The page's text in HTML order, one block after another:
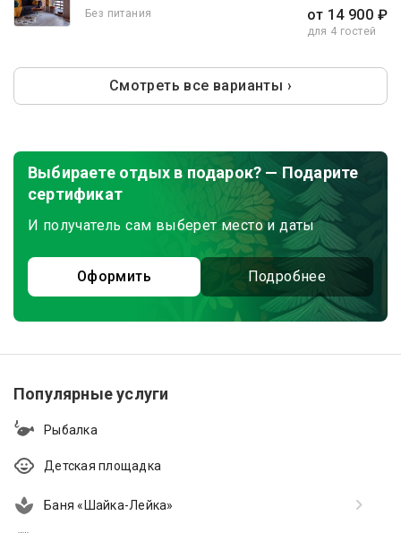
Без питания от 14 900 ₽
для 4 гостей
Смотреть все варианты ›
Выбираете отдых в подарок? — Подарите
сертификат
И получатель сам выберет место и даты
Оформить Подробнее
Популярные услуги
Рыбалка
Детская площадка
Баня «Шайка-Лейка»